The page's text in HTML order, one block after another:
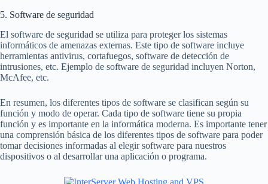
5. Software de seguridad
El software de seguridad se utiliza para proteger los sistemas
informáticos de amenazas externas. Este tipo de software incluye
herramientas antivirus, cortafuegos, software de detección de
intrusiones, etc. Ejemplo de software de seguridad incluyen Norton,
McAfee, etc.
En resumen, los diferentes tipos de software se clasifican según su
función y modo de operar. Cada tipo de software tiene su propia
función y es importante en la informática moderna. Es importante tener
una comprensión básica de los diferentes tipos de software para poder
tomar decisiones informadas al elegir software para nuestros
dispositivos o al desarrollar una aplicación o programa.